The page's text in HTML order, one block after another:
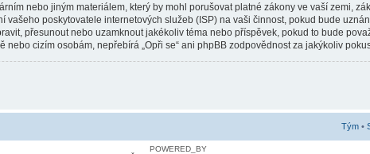
nebo jiným materiálem, který by mohl porušovat platné zákony ve vaší zemi,
poskytovatele internetových služeb (ISP) na vaši činnost, pokud bude
přesunout nebo uzamknout jakékoliv téma nebo příspěvek, pokud to bude
cizím osobám, nepřebírá „Opři se“ ani phpBB zodpovědnost za jakýkoliv
Tým •
POWERED_BY